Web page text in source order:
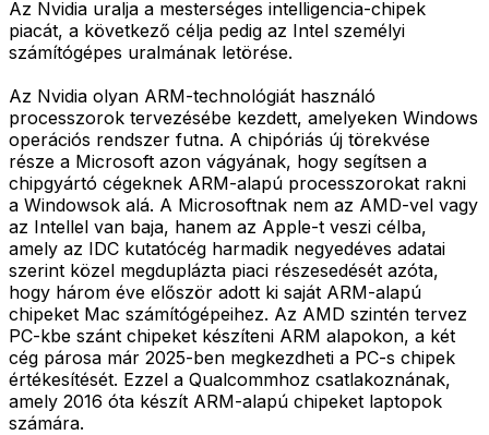
Az Nvidia uralja a mesterséges intelligencia-chipek
piacát, a következő célja pedig az Intel személyi
számítógépes uralmának letörése.
Az Nvidia olyan ARM-technológiát használó
processzorok tervezésébe kezdett, amelyeken Windows
operációs rendszer futna. A chipóriás új törekvése
része a Microsoft azon vágyának, hogy segítsen a
chipgyártó cégeknek ARM-alapú processzorokat rakni
a Windowsok alá. A Microsoftnak nem az AMD-vel vagy
az Intellel van baja, hanem az Apple-t veszi célba,
amely az IDC kutatócég harmadik negyedéves adatai
szerint közel megduplázta piaci részesedését azóta,
hogy három éve először adott ki saját ARM-alapú
chipeket Mac számítógépeihez. Az AMD szintén tervez
PC-kbe szánt chipeket készíteni ARM alapokon, a két
cég párosa már 2025-ben megkezdheti a PC-s chipek
értékesítését. Ezzel a Qualcommhoz csatlakoznának,
amely 2016 óta készít ARM-alapú chipeket laptopok
számára.